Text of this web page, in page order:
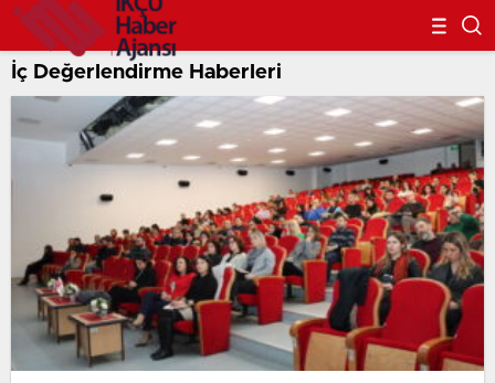
İç Değerlendirme Haberleri